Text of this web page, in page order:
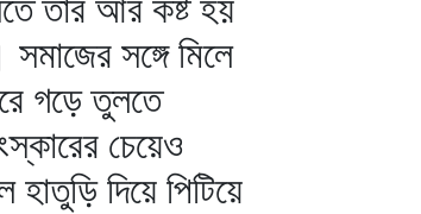
সঙ্গে মিলে
গড়ে তুলতে
চেয়েও
দিয়ে পিটিয়ে